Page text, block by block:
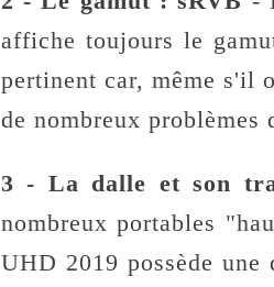
affiche toujours le
pertinent car, même s'il
de nombreux problèmes
3 - La dalle et son
nombreux portables
UHD 2019 possède